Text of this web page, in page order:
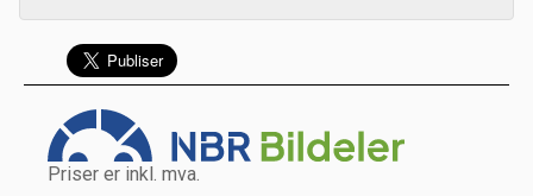
Priser er inkl. mva.